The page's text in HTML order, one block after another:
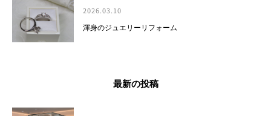
2026.03.10
渾身のジュエリーリフォーム
最新の投稿